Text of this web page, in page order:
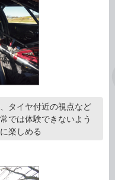
タイヤ付近の視点など
では体験できないよう
楽しめる